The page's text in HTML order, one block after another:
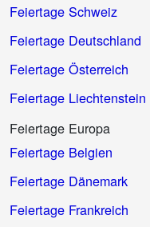
Feiertage Schweiz
Feiertage Deutschland
Feiertage Österreich
Feiertage Liechtenstein
Feiertage Europa
Feiertage Belgien
Feiertage Dänemark
Feiertage Frankreich